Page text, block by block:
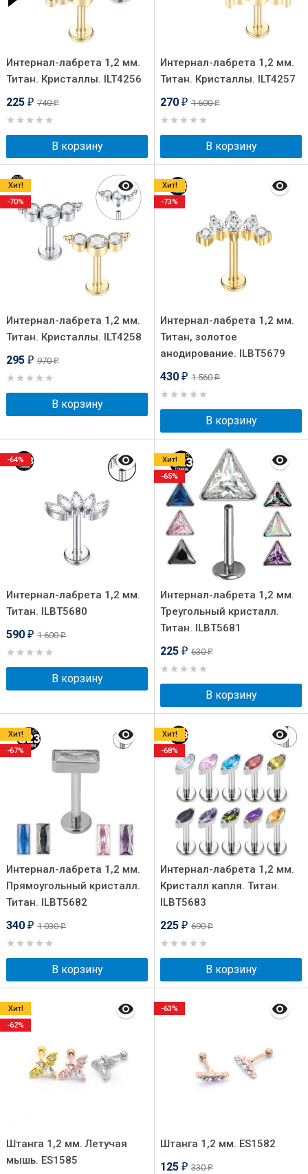
Интернал-лабрета 1,2 мм.
Титан. Кристаллы. ILT4256
225 ₽ 740₽
В корзину
Интернал-лабрета 1,2 мм.
Титан. Кристаллы. ILT4257
270 ₽ 1 600₽
В корзину
Интернал-лабрета 1,2 мм.
Титан. Кристаллы. ILT4258
295 ₽ 970₽
В корзину
Хит!
-70%
Интернал-лабрета 1,2 мм.
Титан, золотое
анодирование. ILBT5679
430 ₽ 1 560₽
В корзину
Хит!
-73%
Интернал-лабрета 1,2 мм.
Титан. ILBT5680
590 ₽ 1 600₽
В корзину
-64%
Интернал-лабрета 1,2 мм.
Треугольный кристалл.
Титан. ILBT5681
225 ₽ 630₽
В корзину
Хит!
-65%
Интернал-лабрета 1,2 мм.
Прямоугольный кристалл.
Титан. ILBT5682
340 ₽ 1 030₽
В корзину
Хит!
-67%
Интернал-лабрета 1,2 мм.
Кристалл капля. Титан.
ILBT5683
225 ₽ 690₽
В корзину
Хит!
-68%
Штанга 1,2 мм. Летучая
мышь. ES1585
Хит!
-62%
Штанга 1,2 мм. ES1582
125 ₽ 330₽
-63%